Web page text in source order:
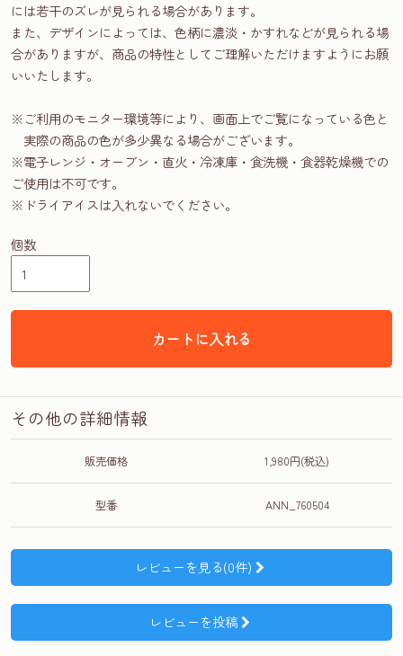
には若干のズレが見られる場合があります。
また、デザインによっては、色柄に濃淡・かすれなどが見られる場
合がありますが、商品の特性としてご理解いただけますようにお願
いいたします。
※ご利用のモニター環境等により、画面上でご覧になっている色と
実際の商品の色が多少異なる場合がございます。
※電子レンジ・オーブン・直火・冷凍庫・食洗機・食器乾燥機での
ご使用は不可です。
※ドライアイスは入れないでください。
個数
カートに入れる
その他の詳細情報
販売価格 1,980円(税込)
型番 ANN_760504
レビューを見る(0件)
レビューを投稿